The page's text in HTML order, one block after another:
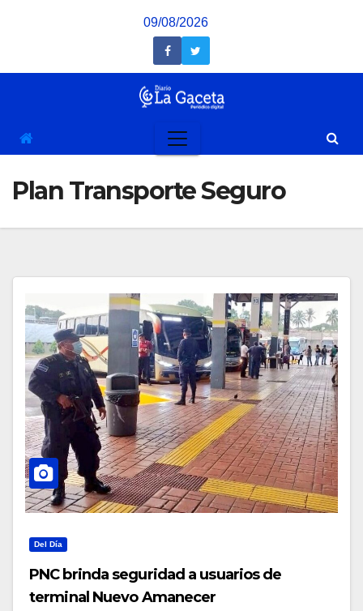
09/08/2026
Plan Transporte Seguro
Del Día
PNC brinda seguridad a usuarios de
terminal Nuevo Amanecer